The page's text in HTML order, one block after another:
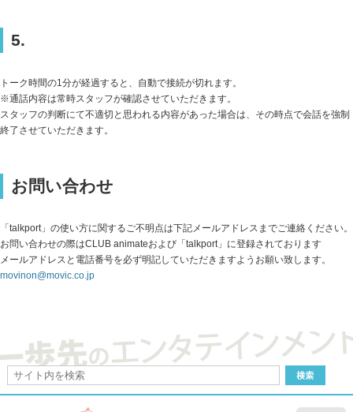
5.
トーク時間の1分が経過すると、自動で接続が切れます。
※通話内容は常時スタッフが確認させていただきます。
スタッフの判断にて不適切と思われる内容があった場合は、その時点で会話を強制
終了させていただきます。
お問い合わせ
「talkport」の使い方に関するご不明点は下記メールアドレスまでご連絡ください。
お問い合わせの際はCLUB animateおよび「talkport」に登録されております
メールアドレスと電話番号を必ず明記していただきますようお願い致します。
movinon@movic.co.jp